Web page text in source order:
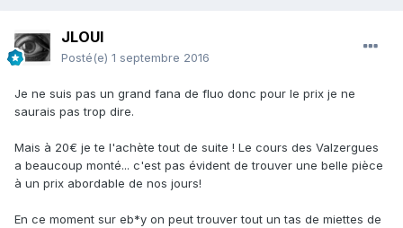
JLOUI
Posté(e) 1 septembre 2016
Je ne suis pas un grand fana de fluo donc pour le prix je ne
saurais pas trop dire.
Mais à 20€ je te l'achète tout de suite ! Le cours des Valzergues
a beaucoup monté... c'est pas évident de trouver une belle pièce
à un prix abordable de nos jours!
En ce moment sur eb*y on peut trouver tout un tas de miettes de